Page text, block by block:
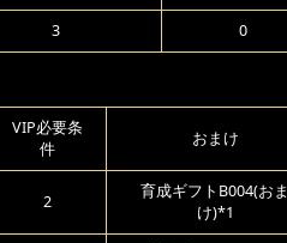
3 0
VIP必要条
件
おまけ
2
育成ギフトB004(おま
け)*1